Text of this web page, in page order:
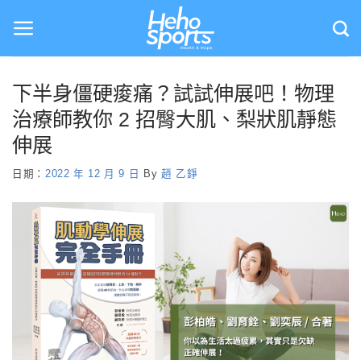
content
下半身僵硬痠痛？試試伸展吧！物理
治療師教你 2 招臀大肌、梨狀肌靜態
伸展
日期： 2022 年 12 月 9 日 By 趙 乙錚